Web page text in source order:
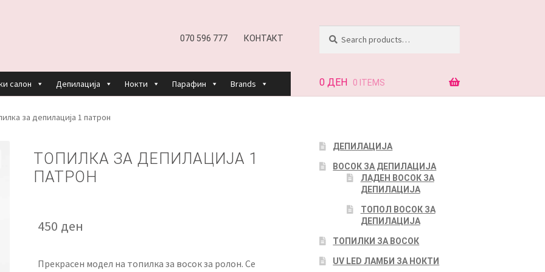
070 596 777 КОНТАКТ
for:
салон Депилација Нокти Парафин Brands
AND RETURNS POLICY
ЗА НАС ПРОИЗВОДИ
0 ДЕН 0 ITEMS
за депилација 1 патрон
ТОПИЛКА ЗА ДЕПИЛАЦИЈА 1
ПАТРОН
450 ден
Прекрасен модел на топилка за восок за ролон. Се
ДЕПИЛАЦИЈА
ВОСОК ЗА ДЕПИЛАЦИЈА
ЛАДЕН ВОСОК ЗА
ДЕПИЛАЦИЈА
ТОПОЛ ВОСОК ЗА
ДЕПИЛАЦИЈА
ТОПИЛКИ ЗА ВОСОК
UV LED ЛАМБИ ЗА НОКТИ